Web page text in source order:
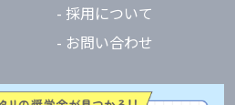
- 採用について
- お問い合わせ